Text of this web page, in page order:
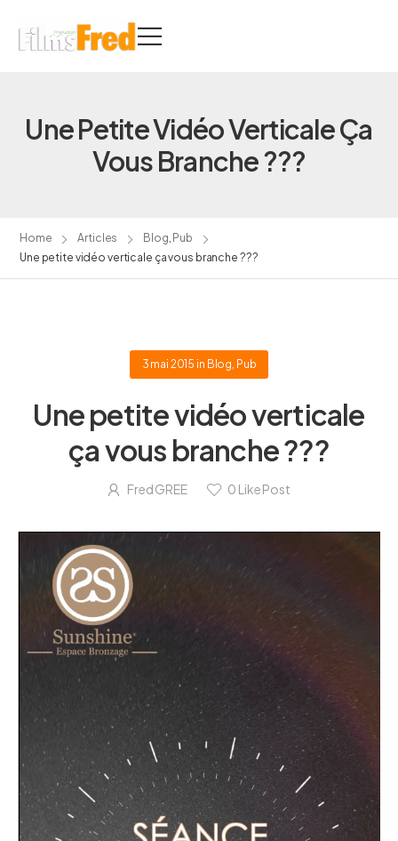
Une Petite Vidéo Verticale Ça
Vous Branche ???
Home Articles Blog, Pub
Une petite vidéo verticale ça vous branche ???
3 mai 2015 in Blog, Pub
Une petite vidéo verticale
ça vous branche ???
Fred GREE 0 Like Post